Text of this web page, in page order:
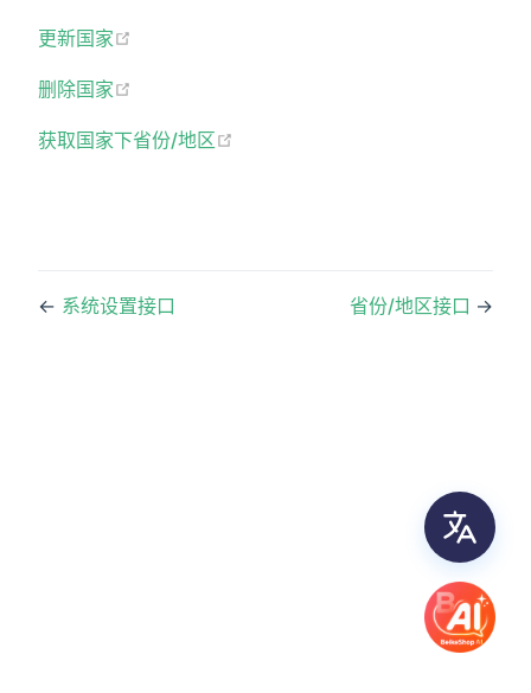
更新国家
删除国家
获取国家下省份/地区
← 系统设置接口 省份/地区接口 →